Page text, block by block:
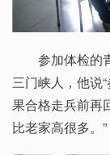
参加体检的
三门峡人，他说
果合格走兵前再
比老家高很多。”